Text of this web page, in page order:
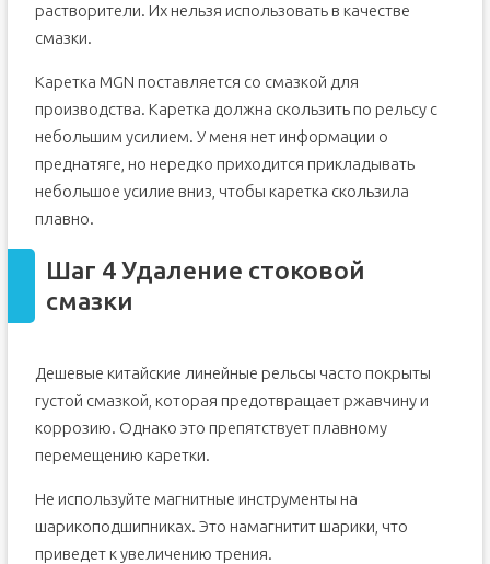
растворители. Их нельзя использовать в качестве
смазки.
Каретка MGN поставляется со смазкой для
производства. Каретка должна скользить по рельсу с
небольшим усилием. У меня нет информации о
преднатяге, но нередко приходится прикладывать
небольшое усилие вниз, чтобы каретка скользила
плавно.
Шаг 4 Удаление стоковой
смазки
Дешевые китайские линейные рельсы часто покрыты
густой смазкой, которая предотвращает ржавчину и
коррозию. Однако это препятствует плавному
перемещению каретки.
Не используйте магнитные инструменты на
шарикоподшипниках. Это намагнитит шарики, что
приведет к увеличению трения.